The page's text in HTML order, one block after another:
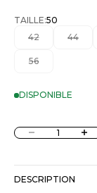
TAILLE:50
42
44
56
DISPONIBLE
Diminuer la
DESCRIPTION